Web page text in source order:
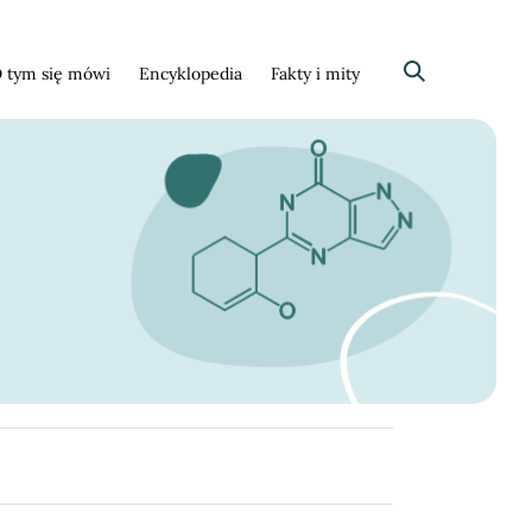
tym się mówi Encyklopedia Fakty i mity Szukaj